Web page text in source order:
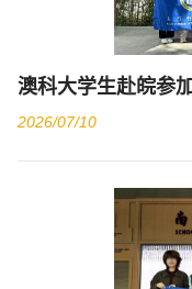
澳科大学生赴皖参
2026/07/10